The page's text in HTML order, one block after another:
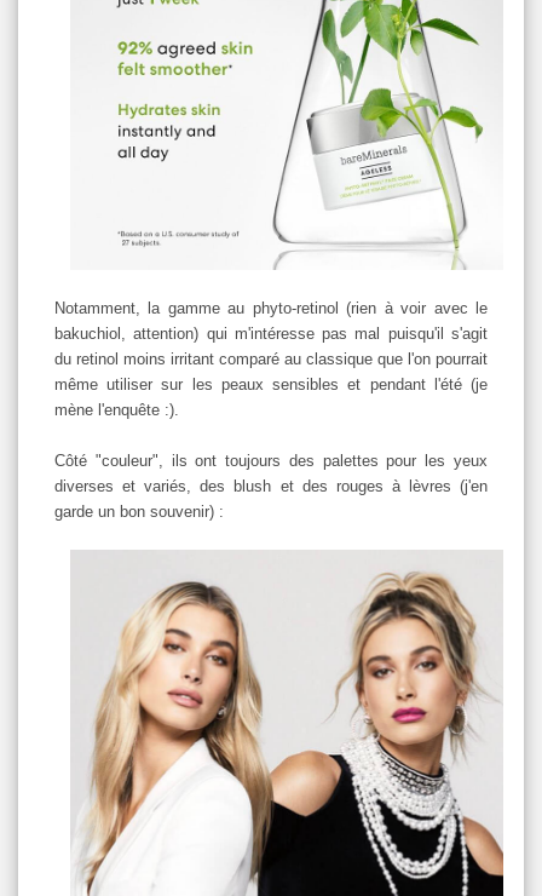
Notamment, la gamme au phyto-retinol (rien à voir avec le
bakuchiol, attention) qui m'intéresse pas mal puisqu'il s'agit
du retinol moins irritant comparé au classique que l'on pourrait
même utiliser sur les peaux sensibles et pendant l'été (je
mène l'enquête :).
Côté "couleur", ils ont toujours des palettes pour les yeux
diverses et variés, des blush et des rouges à lèvres (j'en
garde un bon souvenir) :